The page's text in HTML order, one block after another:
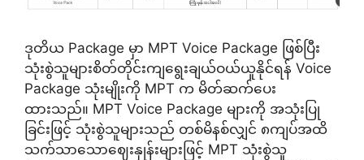
ဒုတိယ Package မှာ MPT Voice Package ဖြစ်ပြီး
သုံးစွဲသူများစိတ်တိုင်းကျရွေးချယ်ဝယ်ယူနိုင်ရန် Voice
Package သုံးမျိုးကို MPT က မိတ်ဆက်ပေး
ထားသည်။ MPT Voice Package များကို အသုံးပြု
ခြင်းဖြင့် သုံးစွဲသူများသည် တစ်မိနစ်လျှင် ၈ကျပ်အထိ
သက်သာသောဈေးနှုန်းများဖြင့် MPT သုံးစွဲသူ